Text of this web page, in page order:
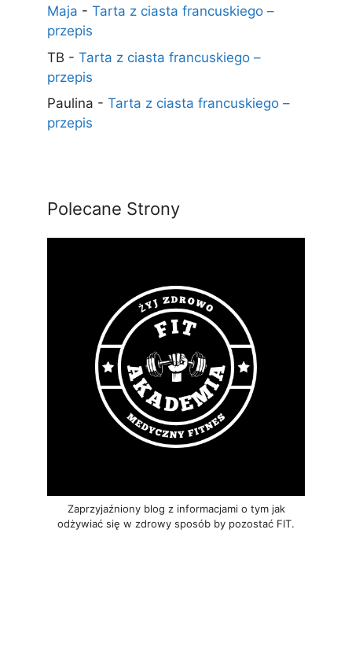
Maja - Tarta z ciasta francuskiego –
przepis
TB - Tarta z ciasta francuskiego –
przepis
Paulina - Tarta z ciasta francuskiego –
przepis
Polecane Strony
Zaprzyjaźniony blog z informacjami o tym jak
odżywiać się w zdrowy sposób by pozostać FIT.